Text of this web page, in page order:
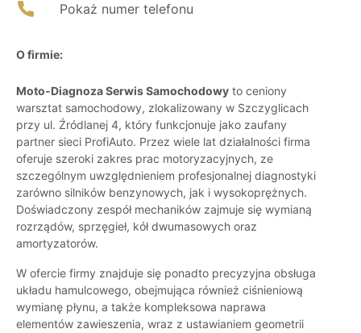
Pokaż numer telefonu
O firmie:
Moto-Diagnoza Serwis Samochodowy to ceniony
warsztat samochodowy, zlokalizowany w Szczyglicach
przy ul. Źródlanej 4, który funkcjonuje jako zaufany
partner sieci ProfiAuto. Przez wiele lat działalności firma
oferuje szeroki zakres prac motoryzacyjnych, ze
szczególnym uwzględnieniem profesjonalnej diagnostyki
zarówno silników benzynowych, jak i wysokoprężnych.
Doświadczony zespół mechaników zajmuje się wymianą
rozrządów, sprzęgieł, kół dwumasowych oraz
amortyzatorów.
W ofercie firmy znajduje się ponadto precyzyjna obsługa
układu hamulcowego, obejmująca również ciśnieniową
wymianę płynu, a także kompleksowa naprawa
elementów zawieszenia, wraz z ustawianiem geometrii